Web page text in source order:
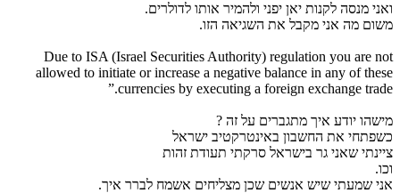
ואני מנסה לקנות יאן יפני ולהמיר אותו לדולרים.
משום מה אני מקבל את השגיאה הזו.
Due to ISA (Israel Securities Authority) regulation you are not
allowed to initiate or increase a negative balance in any of these
currencies by executing a foreign exchange trade.”
מישהו יודע איך מתגברים על זה ?
כשפתחי את החשבון באינטרקטיב ישראל
ציינתי שאני גר בישראל סרקתי תעודת זהות
וכו.
אני שמעתי שיש אנשים שכן מצליחים אשמח לברר איך.